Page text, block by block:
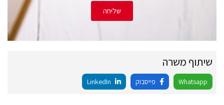
שליחה
שיתוף משרה
Whatsapp פייסבוק